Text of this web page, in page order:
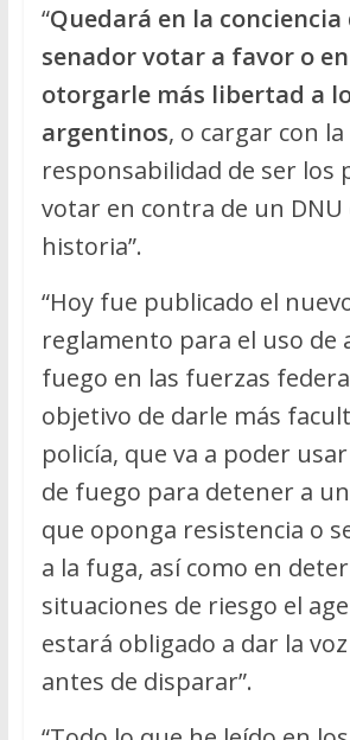
“Quedará en la conciencia
senador votar a favor o
otorgarle más libertad a
argentinos, o cargar con la
responsabilidad de ser los
votar en contra de un DNU
historia”.
“Hoy fue publicado el
reglamento para el uso de
fuego en las fuerzas
objetivo de darle más
policía, que va a poder
de fuego para detener a
que oponga resistencia o
a la fuga, así como en
situaciones de riesgo el
estará obligado a dar la
antes de disparar”.